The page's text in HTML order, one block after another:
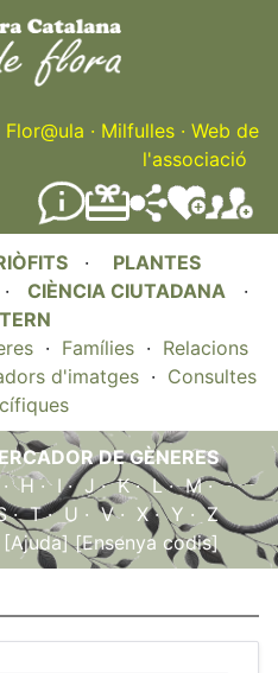
Skip
to
main
content
Flor@ula · Milfulles · Web de
l'associació
· PLANTES
· CIÈNCIA CIUTADANA ·
· Famílies · Relacions
d'imatges · Consultes
DE GÈNERES
H · I·J·K·L·M·
·T·U ·V· X·Y ·Z
[Ajuda][Ensenya codis]